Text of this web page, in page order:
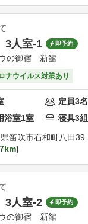
人室-1 即予約
の御宿 新館
ナウイルス対策あり
定員3名
浴室1室 寝具3組
笛吹市石和町八田39-
人室-2 即予約
の御宿 新館